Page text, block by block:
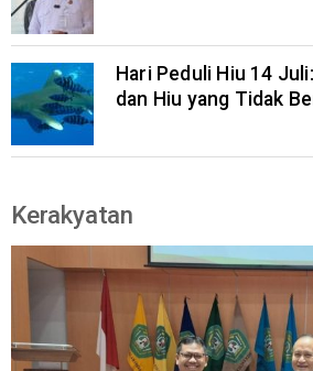
Hari Peduli Hiu 14
dan Hiu yang Tidak
Kerakyatan